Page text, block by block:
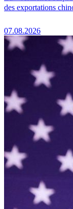
des exportations
07.08.2026